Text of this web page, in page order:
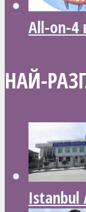
All-on-4
НАЙ-
Istanbul